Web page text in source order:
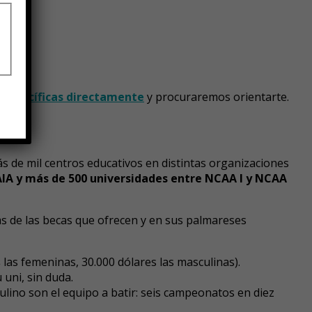
específicas directamente y procuraremos orientarte.
de mil centros educativos en distintas organizaciones
y más de 500 universidades entre NCAA I y NCAA
de las becas que ofrecen y en sus palmareses
femeninas, 30.000 dólares las masculinas).
sin duda.
son el equipo a batir: seis campeonatos en diez